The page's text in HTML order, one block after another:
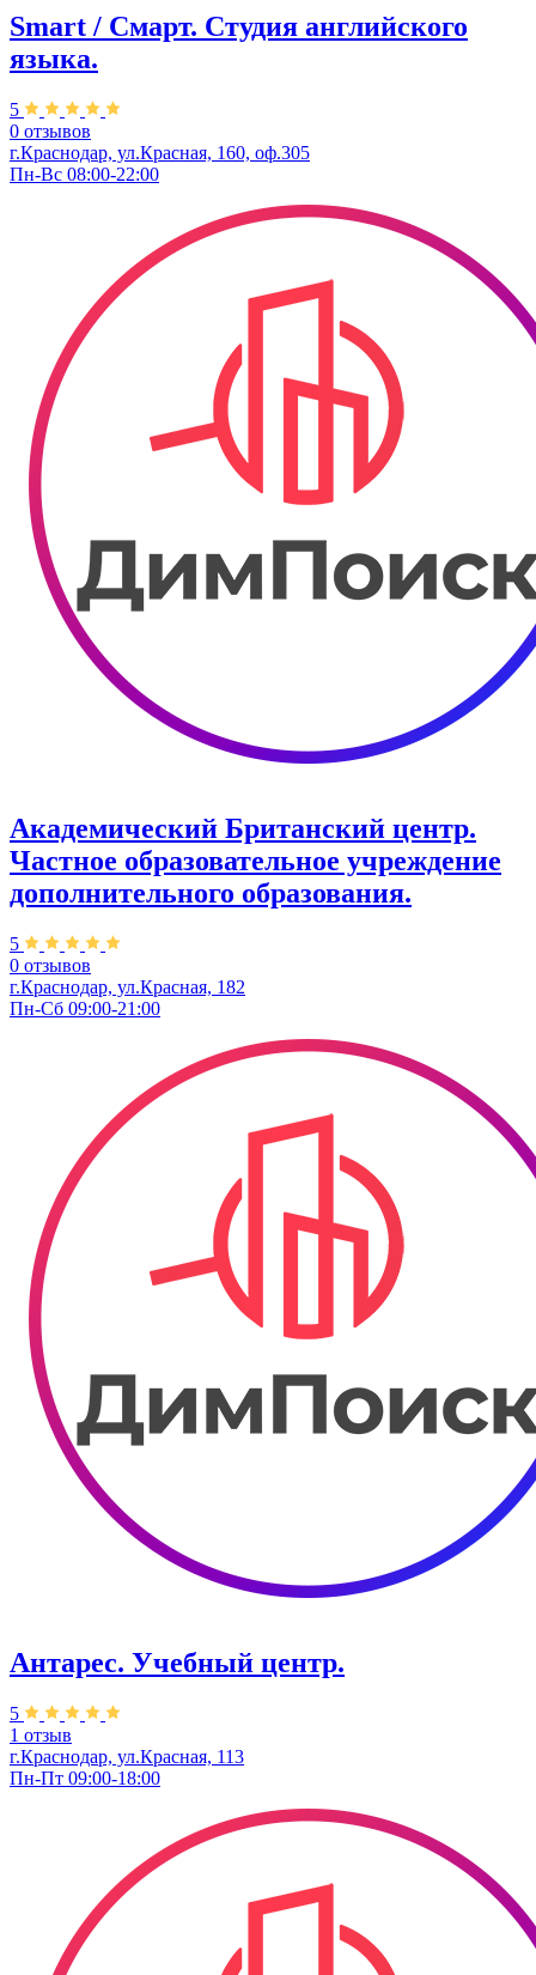
Smart / Смарт. Студия английского
языка.
5
0 отзывов
г.Краснодар, ул.Красная, 160, оф.305
Пн-Вс 08:00-22:00
Академический Британский центр.
Частное образовательное учреждение
дополнительного образования.
5
0 отзывов
г.Краснодар, ул.Красная, 182
Пн-Сб 09:00-21:00
Антарес. Учебный центр.
5
1 отзыв
г.Краснодар, ул.Красная, 113
Пн-Пт 09:00-18:00